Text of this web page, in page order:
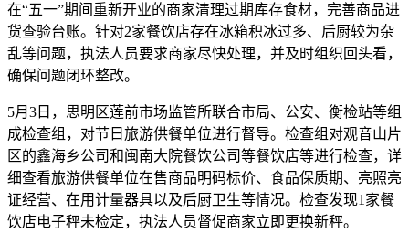
在“五一”期间重新开业的商家清理过期库存食材，完善商品进
货查验台账。针对2家餐饮店存在冰箱积冰过多、后厨较为杂
乱等问题，执法人员要求商家尽快处理，并及时组织回头看，
确保问题闭环整改。
5月3日，思明区莲前市场监管所联合市局、公安、衡检站等组
成检查组，对节日旅游供餐单位进行督导。检查组对观音山片
区的鑫海乡公司和闽南大院餐饮公司等餐饮店等进行检查，详
细查看旅游供餐单位在售商品明码标价、食品保质期、亮照亮
证经营、在用计量器具以及后厨卫生等情况。检查发现1家餐
饮店电子秤未检定，执法人员督促商家立即更换新秤。